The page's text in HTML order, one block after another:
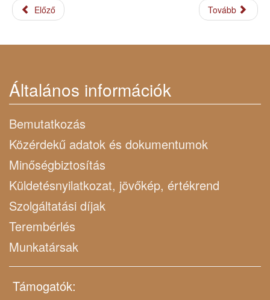
Előző Tovább
Általános információk
Bemutatkozás
Közérdekű adatok és dokumentumok
Minőségbiztosítás
Küldetésnyilatkozat, jövőkép, értékrend
Szolgáltatási díjak
Terembérlés
Munkatársak
Támogatók: